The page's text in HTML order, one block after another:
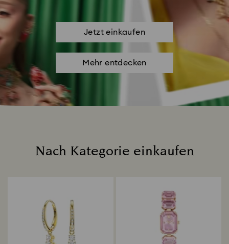
Jetzt einkaufen
Mehr entdecken
Nach Kategorie einkaufen